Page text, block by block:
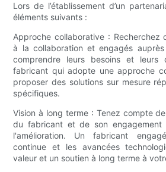
Lors de l’établissement d’un
éléments suivants :
Approche collaborative : Recherchez
à la collaboration et engagés
comprendre leurs besoins et leurs
fabricant qui adopte une approche
proposer des solutions sur mesure
spécifiques.
Vision à long terme : Tenez compte
du fabricant et de son engagement
l'amélioration. Un fabricant
continue et les avancées
valeur et un soutien à long terme à